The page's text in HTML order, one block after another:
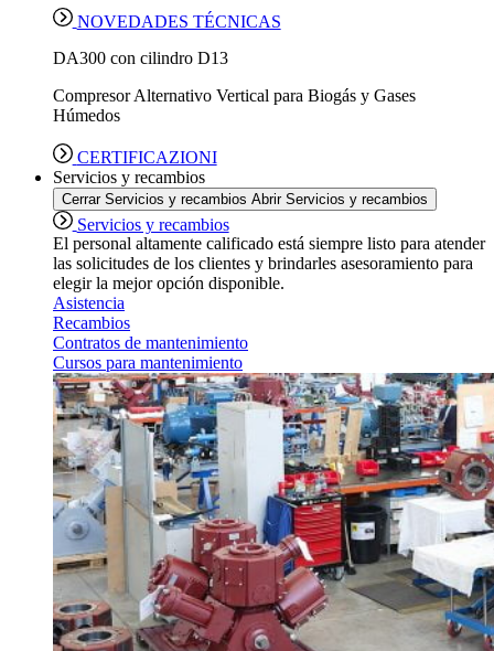
NOVEDADES TÉCNICAS
DA300 con cilindro D13
Compresor Alternativo Vertical para Biogás y Gases
Húmedos
CERTIFICAZIONI
Servicios y recambios
Cerrar Servicios y recambios Abrir Servicios y recambios
Servicios y recambios
El personal altamente calificado está siempre listo para atender
las solicitudes de los clientes y brindarles asesoramiento para
elegir la mejor opción disponible.
Asistencia
Recambios
Contratos de mantenimiento
Cursos para mantenimiento